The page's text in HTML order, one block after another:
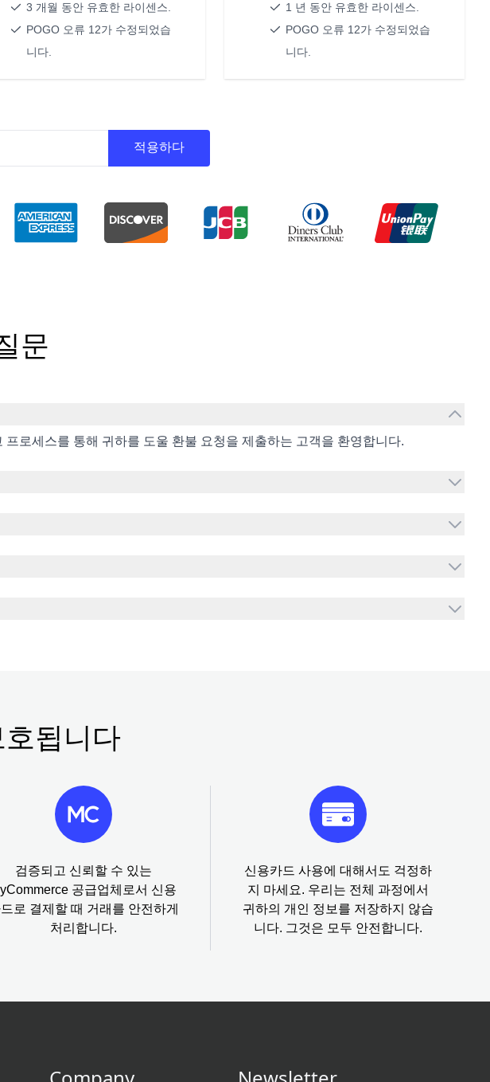
3 개월 동안 유효한 라이센스.
POGO 오류 12가 수정되었습
니다.
1 년 동안 유효한 라이센스.
POGO 오류 12가 수정되었습
니다.
적용하다
문
로세스를 통해 귀하를 도울 환불 요청을 제출하는 고객을 환영합니다.
됩니다
검증되고 신뢰할 수 있는
공급업체로서 신용
로 결제할 때 거래를 안전하게
처리합니다.
신용카드 사용에 대해서도 걱정하
지 마세요. 우리는 전체 과정에서
귀하의 개인 정보를 저장하지 않습
니다. 그것은 모두 안전합니다.